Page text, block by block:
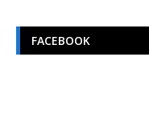
FACEBOOK